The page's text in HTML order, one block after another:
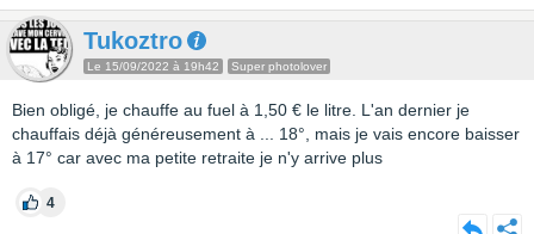
Tukoztro
Le 15/09/2022 à 19h42 Super photolover
Bien obligé, je chauffe au fuel à 1,50 € le litre. L'an dernier je
chauffais déjà généreusement à ... 18°, mais je vais encore baisser
à 17° car avec ma petite retraite je n'y arrive plus
4